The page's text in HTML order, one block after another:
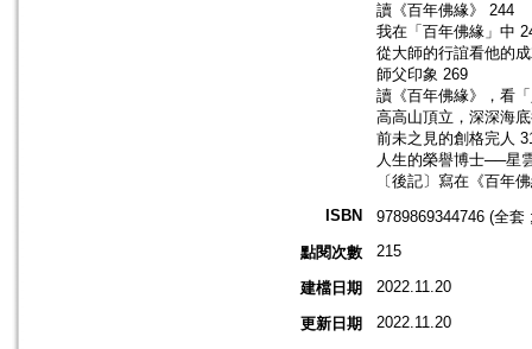
讀《百年佛緣》 244
我在「百年佛緣」中
從大師的行誼看他的
師父印象 269
讀《百年佛緣》，看
高高山頂立，深深海
前未之見的創格完人
人生的榮譽博士──星
〔後記〕寫在《百年
ISBN
9789869344746 (全套
點閱次數
215
建檔日期 2022.11.20
更新日期 2022.11.20